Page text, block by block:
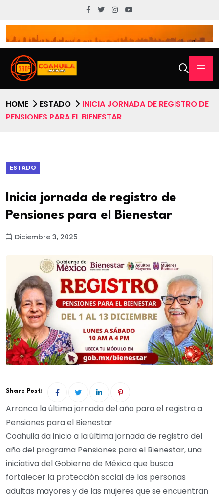
HOME ESTADO
INICIA JORNADA DE REGISTRO DE
PENSIONES PARA EL BIENESTAR
ESTADO
Inicia jornada de registro de
Pensiones para el Bienestar
Diciembre 3, 2025
Share Post:
Arranca la última jornada del año para el registro a
Pensiones para el Bienestar
Coahuila da inicio a la última jornada de registro del
año del programa Pensiones para el Bienestar, una
iniciativa del Gobierno de México que busca
fortalecer la protección social de las personas
adultas mayores y de las mujeres que se encuentran